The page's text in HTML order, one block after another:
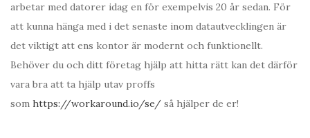
arbetar med datorer idag en för exempelvis 20 år sedan. För
att kunna hänga med i det senaste inom datautvecklingen är
det viktigt att ens kontor är modernt och funktionellt.
Behöver du och ditt företag hjälp att hitta rätt kan det därför
vara bra att ta hjälp utav proffs
som https://workaround.io/se/ så hjälper de er!